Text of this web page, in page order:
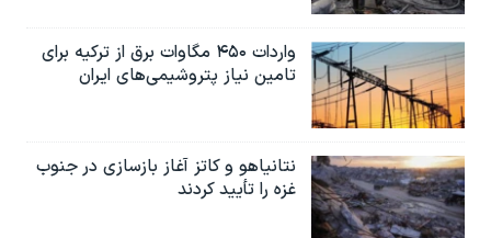
واردات ۴۵۰ مگاوات برق از ترکیه برای
تامین نیاز پتروشیمی‌های ایران
نتانیاهو و کاتز آغاز بازسازی در جنوب
غزه را تأیید کردند